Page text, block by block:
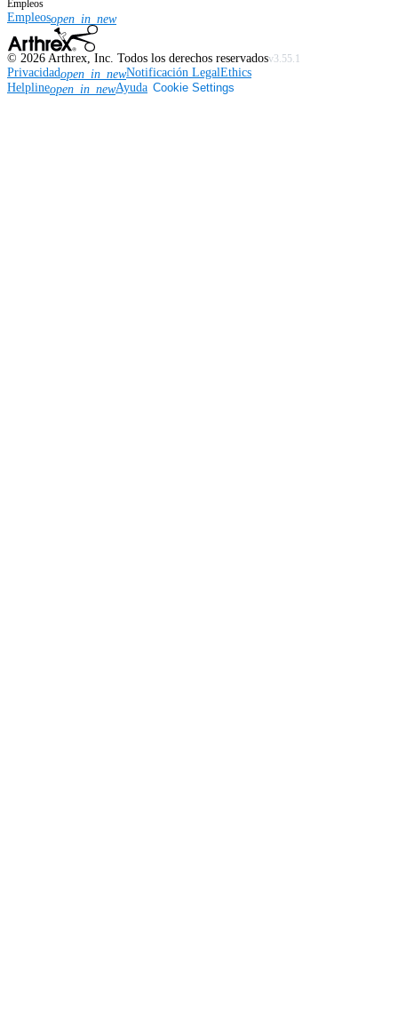
Empleos
Empleosopen_in_new
© 2026 Arthrex, Inc. Todos los derechos reservadosv3.55.1
Privacidadopen_in_newNotificación LegalEthics
Helplineopen_in_newAyuda Cookie Settings